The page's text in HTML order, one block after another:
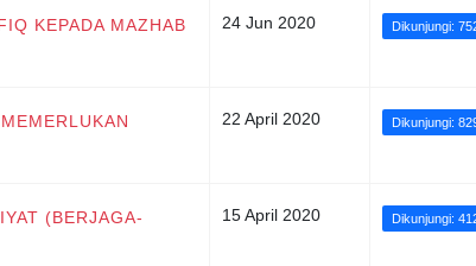
KEPADA MAZHAB
24 Jun 2020 Dikunjungi:
22 April 2020 Dikunjungi:
(BERJAGA-
15 April 2020 Dikunjungi: